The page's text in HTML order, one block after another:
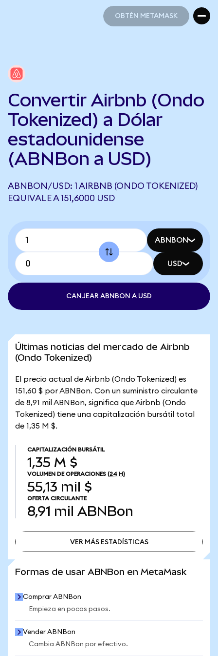
OBTÉN METAMASK
Convertir Airbnb (Ondo
Tokenized) a Dólar
estadounidense
(ABNBon a USD)
ABNBON/USD: 1 AIRBNB (ONDO TOKENIZED)
EQUIVALE A 151,6000 USD
ABNBON
USD
CANJEAR ABNBON A USD
Últimas noticias del mercado de Airbnb
(Ondo Tokenized)
El precio actual de Airbnb (Ondo Tokenized) es
151,60 $ por ABNBon. Con un suministro circulante
de 8,91 mil ABNBon, significa que Airbnb (Ondo
Tokenized) tiene una capitalización bursátil total
de 1,35 M $.
CAPITALIZACIÓN BURSÁTIL
1,35 M $
VOLUMEN DE OPERACIONES (24 H)
55,13 mil $
OFERTA CIRCULANTE
8,91 mil ABNBon
VER MÁS ESTADÍSTICAS
Formas de usar ABNBon en MetaMask
Comprar ABNBon
Empieza en pocos pasos.
Vender ABNBon
Cambia ABNBon por efectivo.